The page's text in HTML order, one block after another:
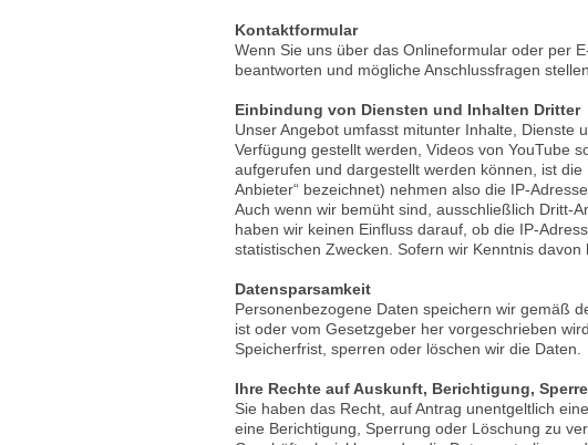
Kontaktformular
Wenn Sie uns über das Onlineformular oder per
beantworten und mögliche Anschlussfragen
Einbindung von Diensten und Inhalten Dritter
Unser Angebot umfasst mitunter Inhalte, Dienste
Verfügung gestellt werden, Videos von YouTube
aufgerufen und dargestellt werden können, ist
Anbieter“ bezeichnet) nehmen also die IP-
Auch wenn wir bemüht sind, ausschließlich Dritt-
haben wir keinen Einfluss darauf, ob die IP-
statistischen Zwecken. Sofern wir Kenntnis
Datensparsamkeit
Personenbezogene Daten speichern wir gemäß
ist oder vom Gesetzgeber her vorgeschrieben
Speicherfrist, sperren oder löschen wir die Daten.
Ihre Rechte auf Auskunft, Berichtigung,
Sie haben das Recht, auf Antrag unentgeltlich
eine Berichtigung, Sperrung oder Löschung zu